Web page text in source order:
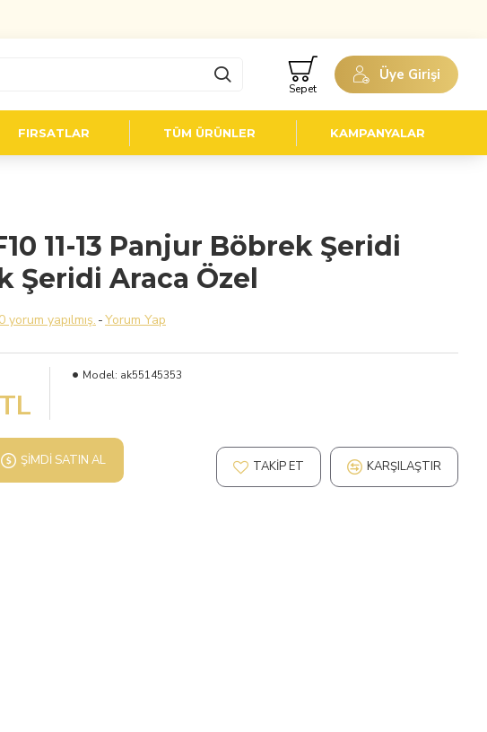
Üye Girişi
Sepet
FIRSATLAR TÜM ÜRÜNLER KAMPANYALAR
11-13 Panjur Böbrek Şeridi
Şeridi Araca Özel
0 yorum yapılmış. -Yorum Yap
Model: ak55145353
ŞIMDI SATIN AL TAKIP ET KARŞILAŞTIR